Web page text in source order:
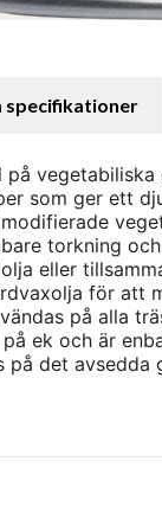
specifikationer
på
som ger ett
torkning
eller
för att
på alla
ek och är
det avsedda